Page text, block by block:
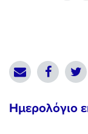
Ημερολόγιο